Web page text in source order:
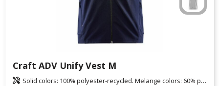
Craft ADV Unify Vest M
Solid colors: 100% polyester-recycled. Melange colors: 60% polyester-recycled, 40% polyester.